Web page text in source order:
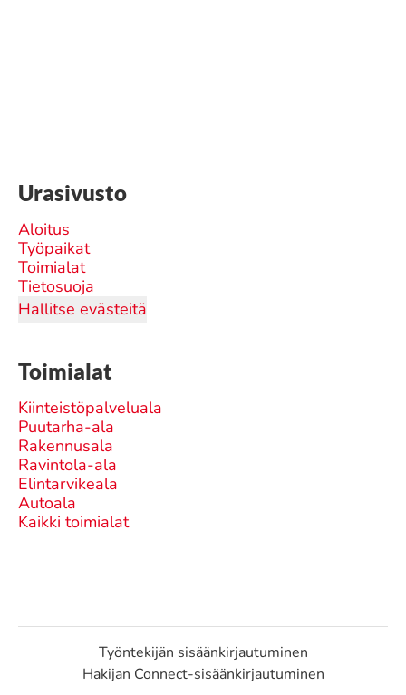
Urasivusto
Aloitus
Työpaikat
Toimialat
Tietosuoja
Hallitse evästeitä
Toimialat
Kiinteistöpalveluala
Puutarha-ala
Rakennusala
Ravintola-ala
Elintarvikeala
Autoala
Kaikki toimialat
Työntekijän sisäänkirjautuminen
Hakijan Connect-sisäänkirjautuminen